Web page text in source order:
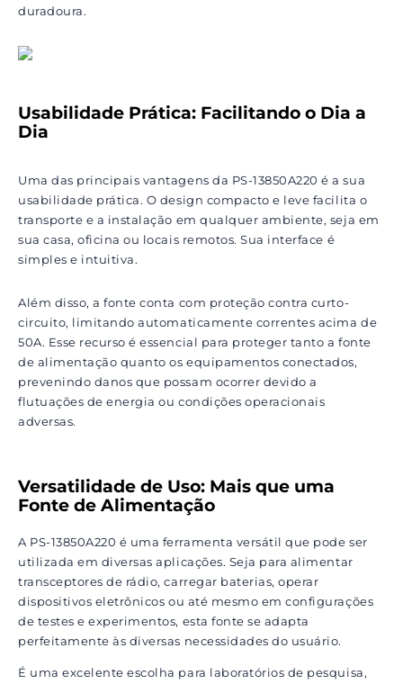
duradoura.
Usabilidade Prática: Facilitando o Dia a
Dia
Uma das principais vantagens da PS-13850A220 é a sua
usabilidade prática. O design compacto e leve facilita o
transporte e a instalação em qualquer ambiente, seja em
sua casa, oficina ou locais remotos. Sua interface é
simples e intuitiva.
Além disso, a fonte conta com proteção contra curto-
circuito, limitando automaticamente correntes acima de
50A. Esse recurso é essencial para proteger tanto a fonte
de alimentação quanto os equipamentos conectados,
prevenindo danos que possam ocorrer devido a
flutuações de energia ou condições operacionais
adversas.
Versatilidade de Uso: Mais que uma
Fonte de Alimentação
A PS-13850A220 é uma ferramenta versátil que pode ser
utilizada em diversas aplicações. Seja para alimentar
transceptores de rádio, carregar baterias, operar
dispositivos eletrônicos ou até mesmo em configurações
de testes e experimentos, esta fonte se adapta
perfeitamente às diversas necessidades do usuário.
É uma excelente escolha para laboratórios de pesquisa,